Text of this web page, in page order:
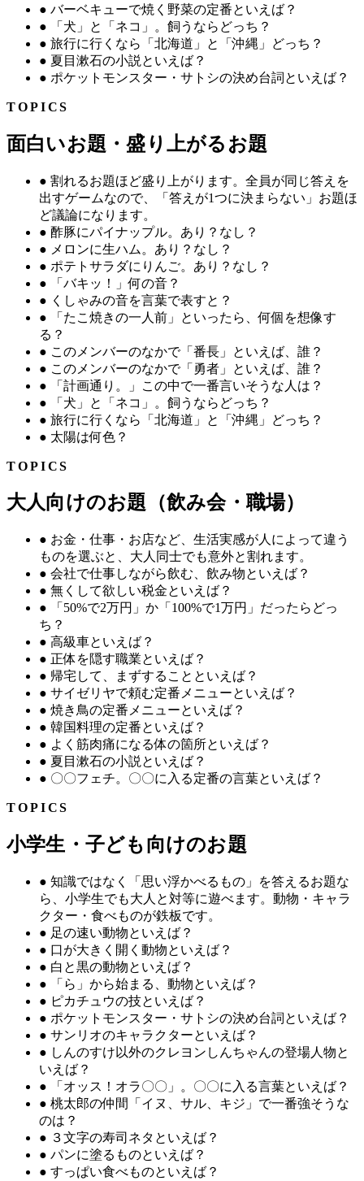
● バーベキューで焼く野菜の定番といえば？
●
「犬」と「ネコ」。飼うならどっち？
● 旅行に行くなら「北海道」と「沖縄」どっち？
● 夏目漱石の小説といえば？
● ポケットモンスター・サトシの決め台詞といえば？
TOPICS
面白いお題・盛り上がるお題
● 割れるお題ほど盛り上がります。全員が同じ答えを
出すゲームなので、「答えが1つに決まらない」お題ほ
ど議論になります。
● 酢豚にパイナップル。あり？なし？
● メロンに生ハム。あり？なし？
● ポテトサラダにりんご。あり？なし？
●
「バキッ！」何の音？
● くしゃみの音を言葉で表すと？
●
「たこ焼きの一人前」といったら、何個を想像す
る？
● このメンバーのなかで「番長」といえば、誰？
● このメンバーのなかで「勇者」といえば、誰？
●
「計画通り。」この中で一番言いそうな人は？
●
「犬」と「ネコ」。飼うならどっち？
● 旅行に行くなら「北海道」と「沖縄」どっち？
● 太陽は何色？
TOPICS
大人向けのお題（飲み会・職場）
● お金・仕事・お店など、生活実感が人によって違う
ものを選ぶと、大人同士でも意外と割れます。
● 会社で仕事しながら飲む、飲み物といえば？
● 無くして欲しい税金といえば？
●
「50%で2万円」か「100%で1万円」だったらどっ
ち？
● 高級車といえば？
● 正体を隠す職業といえば？
● 帰宅して、まずすることといえば？
● サイゼリヤで頼む定番メニューといえば？
● 焼き鳥の定番メニューといえば？
● 韓国料理の定番といえば？
● よく筋肉痛になる体の箇所といえば？
● 夏目漱石の小説といえば？
● 〇〇フェチ。〇〇に入る定番の言葉といえば？
TOPICS
小学生・子ども向けのお題
● 知識ではなく「思い浮かべるもの」を答えるお題な
ら、小学生でも大人と対等に遊べます。動物・キャラ
クター・食べものが鉄板です。
● 足の速い動物といえば？
● 口が大きく開く動物といえば？
● 白と黒の動物といえば？
●
「ら」から始まる、動物といえば？
● ピカチュウの技といえば？
● ポケットモンスター・サトシの決め台詞といえば？
● サンリオのキャラクターといえば？
● しんのすけ以外のクレヨンしんちゃんの登場人物と
いえば？
●
「オッス！オラ〇〇」。〇〇に入る言葉といえば？
● 桃太郎の仲間「イヌ、サル、キジ」で一番強そうな
のは？
● ３文字の寿司ネタといえば？
● パンに塗るものといえば？
● すっぱい食べものといえば？